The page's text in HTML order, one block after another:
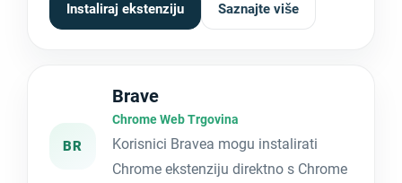
Instaliraj ekstenziju Saznajte više
BR
Brave
Chrome Web Trgovina
Korisnici Bravea mogu instalirati
Chrome ekstenziju direktno s Chrome